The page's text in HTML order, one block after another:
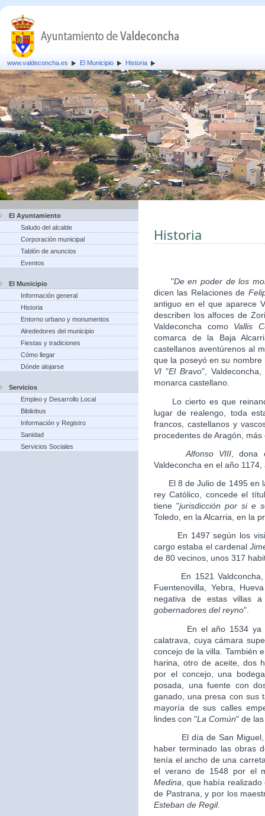
www.valdeconcha.es El Municipio Historia
El Ayuntamiento
Saludo del alcalde
Corporación municipal
Tablón de anuncios
Eventos
El Municipio
Información general
Historia
Entorno urbano y monumentos
Alrededores del municipio
Fiestas y tradiciones
Cómo llegar
Dónde alojarse
Servicios
Empleo y Desarrollo Local
Bibliobus
Información y Registro
Sanidad
Servicios Sociales
Historia
"De en poder de los
dicen las Relaciones de
antiguo en el que aparece
describen los alfoces de
Valdeconcha como Vallis
comarca de la Baja
castellanos aventúrenos al
que la poseyó en su
VI "El Bravo",
monarca castellano.
Lo cierto es que
lugar de realengo, toda
francos, castellanos y
procedentes de Aragón,
Alfonso VIII , dona
Valdeconcha en el año
El 8 de Julio de 1495 en
rey Católico, concede el
tiene "jurisdicción por si e
Toledo, en la Alcarria, en la
En 1497 según los
cargo estaba el cardenal
de 80 vecinos, unos 317
En 1521 Valdconcha,
Fuentenovilla, Yebra,
negativa de estas villas
gobernadores del reyno".
En el año 1534 ya
calatrava, cuya cámara
concejo de la villa. También
harina, otro de aceite, dos
por el concejo, una
posada, una fuente con
ganado, una presa con sus
mayoría de sus calles
lindes con "La Común" de
El día de San Miguel, el
haber terminado las obras
tenía el ancho de una
el verano de 1548 por el
Medina , que había
de Pastrana, y por los
Esteban de Regil.